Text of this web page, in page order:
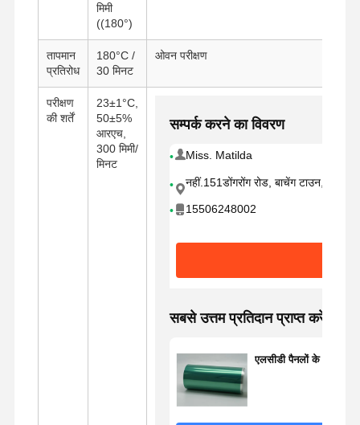
फैक्टरी यात्रा गुणवत्ता नियंत्रण
मिमी
((180°)
तापमान
प्रतिरोध
180°C /
30 मिनट
ओवन परीक्षण
परीक्षण
की शर्तें
23±1°C,
50±5%
आरएच,
300 मिमी/
मिनट
सम्पर्क करने का विवरण
Miss. Matilda
नहीं.151डोंगरोंग रोड, बाचेंग टाउन,
15506248002
सबसे उत्तम प्रतिदान प्राप्त करें
एलसीडी पैनलों के लिए